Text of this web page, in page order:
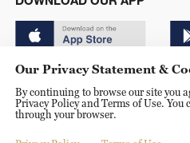
© China Radio International.CRI.
Shijingshan Road, Beijing, China.
Our Privacy Statement &
By continuing to browse our site you
Privacy Policy and Terms of Use. You
through your browser.